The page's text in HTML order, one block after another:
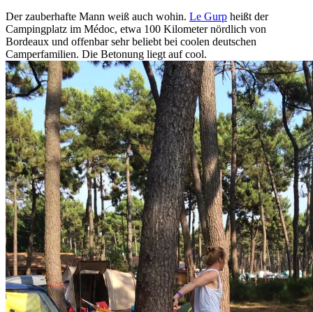
Der zauberhafte Mann weiß auch wohin. Le Gurp heißt der
Campingplatz im Médoc, etwa 100 Kilometer nördlich von
Bordeaux und offenbar sehr beliebt bei coolen deutschen
Camperfamilien. Die Betonung liegt auf cool.